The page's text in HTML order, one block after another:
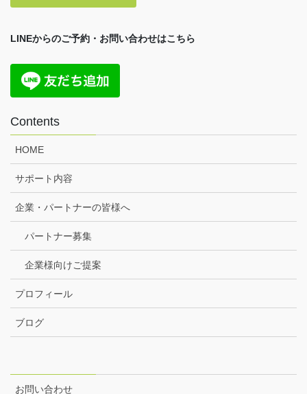
LINEからのご予約・お問い合わせはこちら
Contents
HOME
サポート内容
企業・パートナーの皆様へ
パートナー募集
企業様向けご提案
プロフィール
ブログ
お問い合わせ